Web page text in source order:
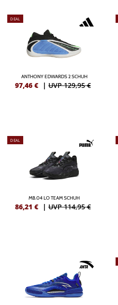
DEAL
ANTHONY EDWARDS 2 SCHUH
97,46 € | UVP 129,95 €
DEAL
MB.04 LO TEAM SCHUH
86,21 € | UVP 114,95 €